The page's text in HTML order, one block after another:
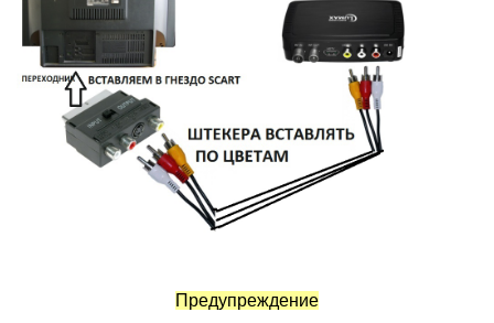
Предупреждение